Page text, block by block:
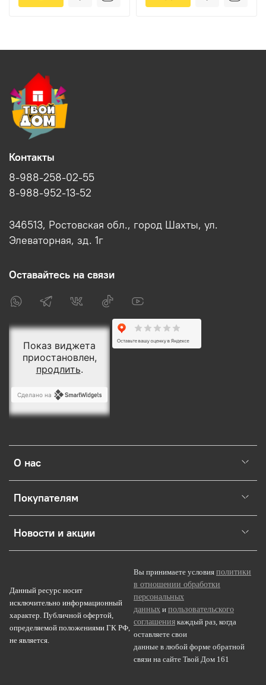
О нас
Покупателям
Новости и акции
Контакты
8-988-258-02-55
8-988-952-13-52
346513, Ростовская обл., город Шахты, ул.
Элеваторная, зд. 1г
Оставайтесь на связи
Данный ресурс носит
исключительно информационный
характер. Публичной офертой,
определяемой положениями ГК РФ,
не является.
Вы принимаете условия политики
в отношении обработки
персональных
данных и пользовательского
соглашения каждый раз, когда
оставляете свои
данные в любой форме обратной
связи на сайте Твой Дом 161